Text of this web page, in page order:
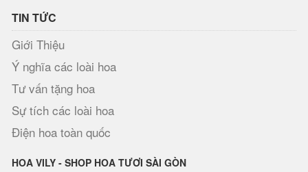
TIN TỨC
Giới Thiệu
Ý nghĩa các loài hoa
Tư vấn tặng hoa
Sự tích các loài hoa
Điện hoa toàn quốc
HOA VILY - SHOP HOA TƯƠI SÀI GÒN